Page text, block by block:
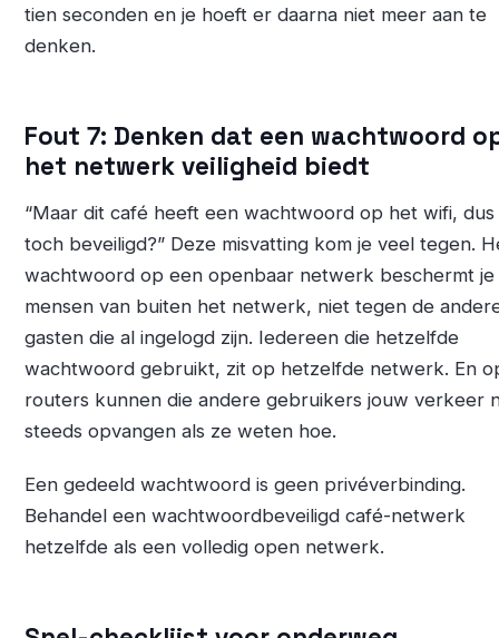
tien seconden en je hoeft er daarna niet meer aan te
denken.
Fout 7: Denken dat een wachtwoord
het netwerk veiligheid biedt
“Maar dit café heeft een wachtwoord op het wifi, dus
toch beveiligd?” Deze misvatting kom je veel tegen.
wachtwoord op een openbaar netwerk beschermt
mensen van buiten het netwerk, niet tegen de
gasten die al ingelogd zijn. Iedereen die hetzelfde
wachtwoord gebruikt, zit op hetzelfde netwerk. En
routers kunnen die andere gebruikers jouw verkeer
steeds opvangen als ze weten hoe.
Een gedeeld wachtwoord is geen privéverbinding.
Behandel een wachtwoordbeveiligd café-netwerk
hetzelfde als een volledig open netwerk.